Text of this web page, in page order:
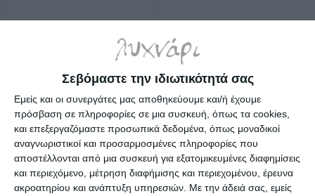
Σεβόμαστε την ιδιωτικότητά σας
Εμείς και οι συνεργάτες μας αποθηκεύουμε και/ή έχουμε
πρόσβαση σε πληροφορίες σε μια συσκευή, όπως τα cookies,
και επεξεργαζόμαστε προσωπικά δεδομένα, όπως μοναδικοί
αναγνωριστικοί και προσαρμοσμένες πληροφορίες που
αποστέλλονται από μια συσκευή για εξατομικευμένες διαφημίσεις
και περιεχόμενο, μέτρηση διαφήμισης και περιεχομένου, έρευνα
ακροατηρίου και ανάπτυξη υπηρεσιών. Με την άδειά σας, εμείς
φως 10τεμ. 000623359
Λίγα τεμάχια διαθέσιμα!
17,91€